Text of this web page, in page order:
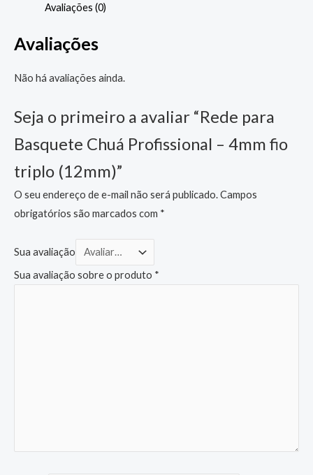
Avaliações (0)
Avaliações
Não há avaliações ainda.
Seja o primeiro a avaliar “Rede para
Basquete Chuá Profissional – 4mm fio
triplo (12mm)”
O seu endereço de e-mail não será publicado.Campos
obrigatórios são marcados com *
Sua avaliação
Sua avaliação sobre o produto *